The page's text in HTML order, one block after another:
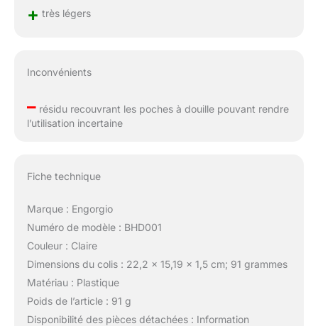
+ très légers
Inconvénients
–résidu recouvrant les poches à douille pouvant rendre
l’utilisation incertaine
Fiche technique
Marque : Engorgio
Numéro de modèle : BHD001
Couleur : Claire
Dimensions du colis : 22,2 x 15,19 x 1,5 cm; 91 grammes
Matériau : Plastique
Poids de l’article : 91 g
Disponibilité des pièces détachées : Information